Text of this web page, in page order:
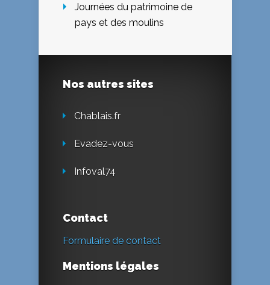
Journées du patrimoine de
pays et des moulins
Nos autres sites
Chablais.fr
Evadez-vous
Infoval74
Contact
Formulaire de contact
Mentions légales